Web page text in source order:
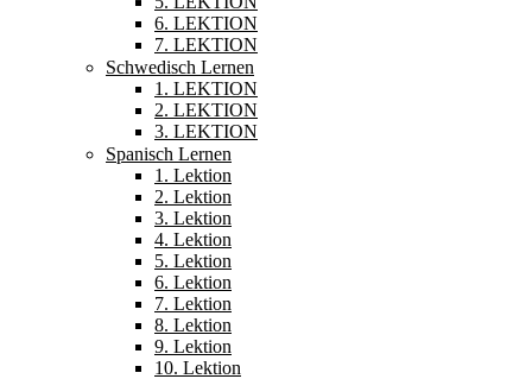
6. LEKTION
7. LEKTION
Schwedisch Lernen
1. LEKTION
2. LEKTION
3. LEKTION
Spanisch Lernen
1. Lektion
2. Lektion
3. Lektion
4. Lektion
5. Lektion
6. Lektion
7. Lektion
8. Lektion
9. Lektion
10. Lektion